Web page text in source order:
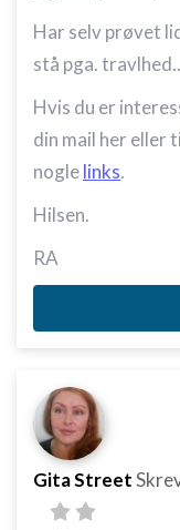
Har selv prøvet
stå pga.
Hvis du er
din mail her eller
noglelinks.
Hilsen.
RA
Gita Street